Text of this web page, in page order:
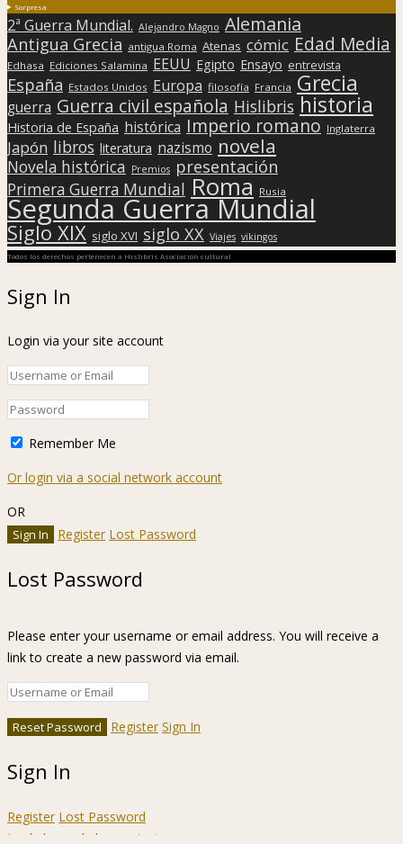
Sorpresa
2ª Guerra Mundial. Alejandro Magno Alemania
Antigua Grecia antigua Roma Atenas cómic Edad Media
Edhasa Ediciones Salamina EEUU Egipto Ensayo entrevista
España Estados Unidos Europa filosofía Francia Grecia
guerra Guerra civil española Hislibris historia
Historia de España histórica Imperio romano Inglaterra
Japón libros literatura nazismo novela
Novela histórica Premios presentación
Primera Guerra Mundial Roma Rusia
Segunda Guerra Mundial
Siglo XIX siglo XVI siglo XX Viajes vikingos
Todos los derechos pertenecen a Hislibris Asociación cultural
Sign In
Login via your site account
Remember Me
Or login via a social network account
OR
Register Lost Password
Lost Password
Please enter your username or email address. You will receive a
link to create a new password via email.
Register Sign In
Sign In
Register Lost Password
Ir a la barra de herramientas